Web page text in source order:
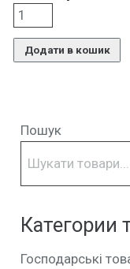
Додати в кошик
Пошук
Категории
Господарські